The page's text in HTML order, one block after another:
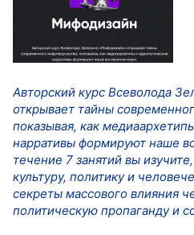
Авторский курс Всеволода
открывает тайны
показывая, как
нарративы формируют наше
течение 7 занятий вы
культуру, политику и
секреты массового влияния
политическую пропаганду и